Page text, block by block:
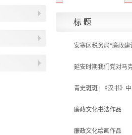
标 题
安塞区税务局“廉政
延安时期我们党对马
青史斑斑 | 《汉书》
廉政文化书法作品
廉政文化绘画作品